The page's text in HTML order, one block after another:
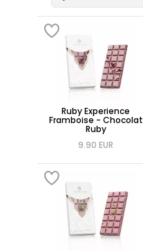
Ruby Experience
Framboise - Chocolat
Ruby
9.90 EUR